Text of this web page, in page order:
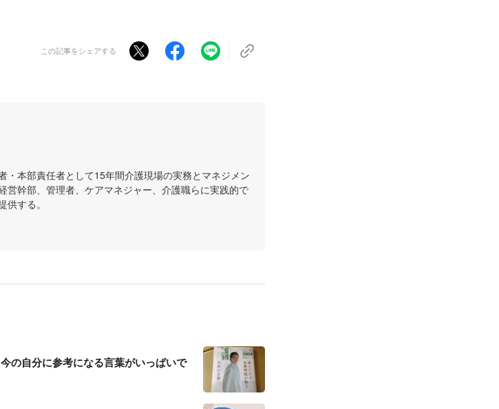
この記事をシェアする
・本部責任者として15年間介護現場の実務とマネジメン
営幹部、管理者、ケアマネジャー、介護職らに実践的で
する。
の自分に参考になる言葉がいっぱいで